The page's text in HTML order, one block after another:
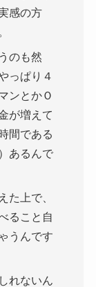
感の方
のも然
っぱり４
ンとかＯ
が増えて
間である
あるんで
た上で、
ること自
うんです
れないん